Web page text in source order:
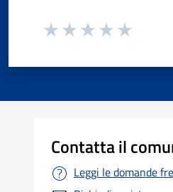
Contatta il
Leggi le domande